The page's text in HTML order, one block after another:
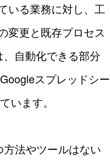
いる業務に対し、工
変更と既存プロセス
自動化できる部分
スプレッドシー
います。
法やツールはない